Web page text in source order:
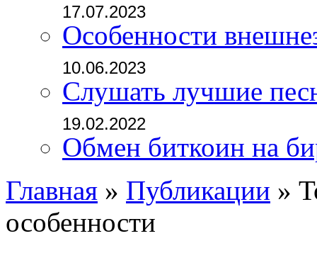
17.07.2023
Особенности
10.06.2023
Слушать лучшие
19.02.2022
Обмен биткоин на
Главная » Публикации »
особенности